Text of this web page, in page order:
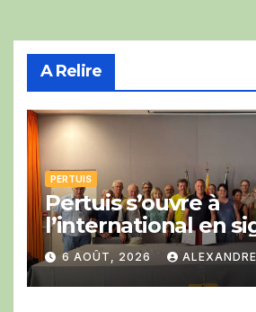
A Relire
PERTUIS
Pertuis s’ouvre à
l’international en
engagements en
développement du
la COP Bike Ride.
6 AOÛT, 2026 ALEXANDRE